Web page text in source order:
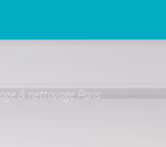
& nettoyage Paris